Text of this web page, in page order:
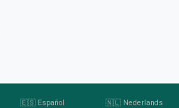
🇪🇸 Español 🇳🇱 Nederlands